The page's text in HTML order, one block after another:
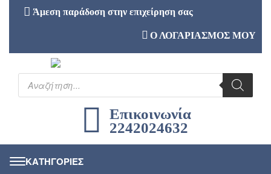
Άμεση παράδοση στην επιχείρηση σας
Ο ΛΟΓΑΡΙΑΣΜΟΣ ΜΟΥ
Επικοινωνία
2242024632